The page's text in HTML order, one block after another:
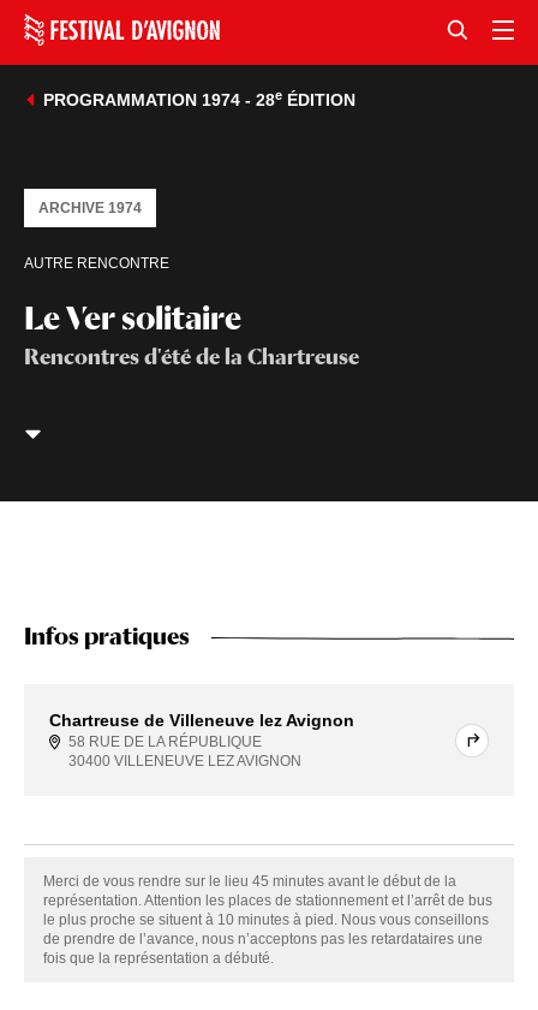
PROGRAMMATION 1974 - 28eÉDITION
Le Ver solitaire
Rencontres d'été de la Chartreuse
AUTRE RENCONTRE
ARCHIVE 1974
Infos pratiques
Chartreuse de Villeneuve lez Avignon
58 RUE DE LA RÉPUBLIQUE
30400 VILLENEUVE LEZ AVIGNON
Merci de vous rendre sur le lieu 45 minutes avant le début de la
représentation. Attention les places de stationnement et l’arrêt de bus
le plus proche se situent à 10 minutes à pied. Nous vous conseillons
de prendre de l’avance, nous n’acceptons pas les retardataires une
fois que la représentation a débuté.